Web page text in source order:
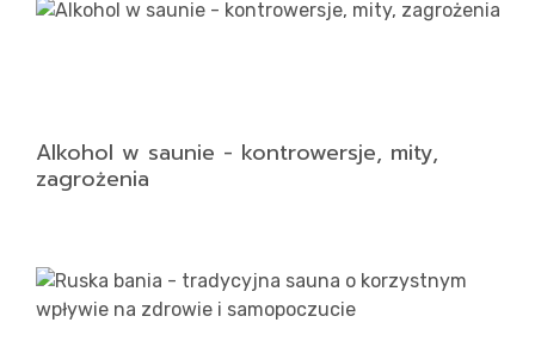
Alkohol w saunie - kontrowersje, mity,
zagrożenia